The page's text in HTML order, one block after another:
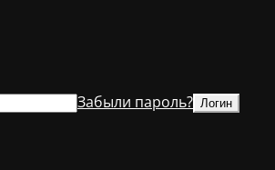
Забыли пароль?